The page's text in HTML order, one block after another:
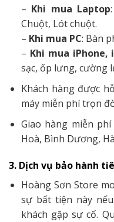
– Khi mua Laptop
Chuột, Lót chuột.
– Khi mua PC: Bàn
– Khi mua iPhone,
sạc, ốp lưng, cường
Khách hàng được
máy miễn phí trọn
Giao hàng miễn
Hoà, Bình Dương,
3. Dịch vụ bảo hành
Hoàng Sơn Store
sự bất tiện này
khách gặp sự cố.